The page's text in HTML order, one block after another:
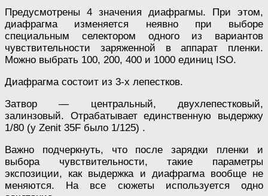
Предусмотрены 4 значения диафрагмы. При этом,
диафрагма изменяется неявно при выборе
специальным селектором одного из вариантов
чувствительности заряженной в аппарат пленки.
Можно выбрать 100, 200, 400 и 1000 единиц ISO.
Диафрагма состоит из 3-х лепестков.
Затвор — центральный, двухлепестковый,
залинзовый. Отрабатывает единственную выдержку
1/80 (у Zenit 35F было 1/125) .
Важно подчеркнуть, что после зарядки пленки и
выбора чувствительности, такие параметры
экспозиции, как выдержка и диафрагма вообще не
меняются. На все сюжеты используется одно